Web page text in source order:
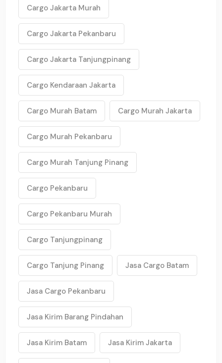
Cargo Jakarta Murah
Cargo Jakarta Pekanbaru
Cargo Jakarta Tanjungpinang
Cargo Kendaraan Jakarta
Cargo Murah Batam Cargo Murah Jakarta
Cargo Murah Pekanbaru
Cargo Murah Tanjung Pinang
Cargo Pekanbaru
Cargo Pekanbaru Murah
Cargo Tanjungpinang
Cargo Tanjung Pinang Jasa Cargo Batam
Jasa Cargo Pekanbaru
Jasa Kirim Barang Pindahan
Jasa Kirim Batam Jasa Kirim Jakarta